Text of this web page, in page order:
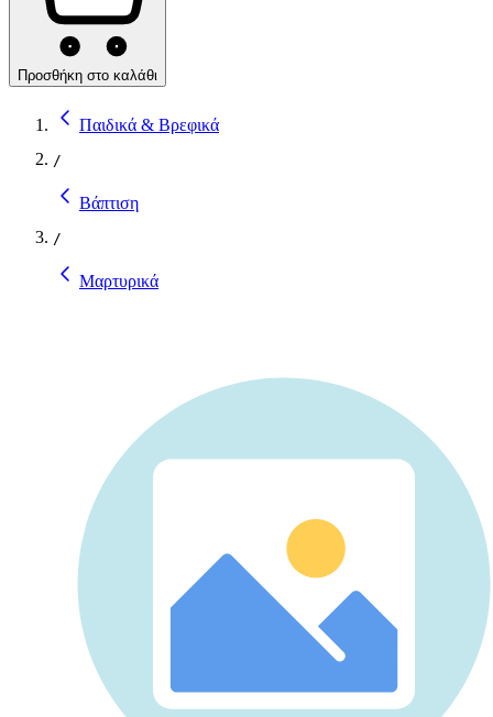
Προσθήκη στο καλάθι
Παιδικά & Βρεφικά
/
Βάπτιση
/
Μαρτυρικά